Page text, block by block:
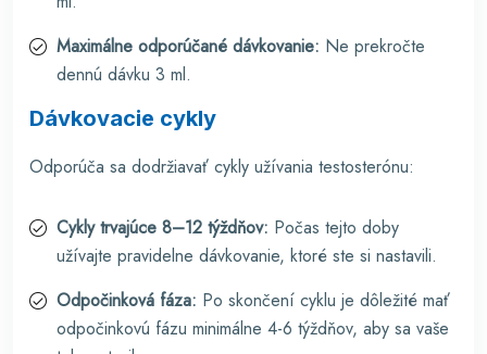
Maximálne odporúčané dávkovanie: Ne prekročte
dennú dávku 3 ml.
Dávkovacie cykly
Odporúča sa dodržiavať cykly užívania testosterónu:
Cykly trvajúce 8–12 týždňov: Počas tejto doby
užívajte pravidelne dávkovanie, ktoré ste si nastavili.
Odpočinková fáza: Po skončení cyklu je dôležité mať
odpočinkovú fázu minimálne 4-6 týždňov, aby sa vaše